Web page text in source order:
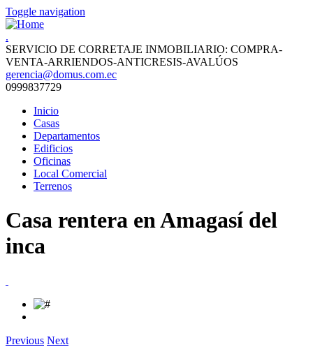
Toggle navigation
.
SERVICIO DE CORRETAJE INMOBILIARIO: COMPRA-
VENTA-ARRIENDOS-ANTICRESIS-AVALÚOS
gerencia@domus.com.ec
0999837729
Inicio
Casas
Departamentos
Edificios
Oficinas
Local Comercial
Terrenos
Casa rentera en Amagasí del
inca
Previous Next